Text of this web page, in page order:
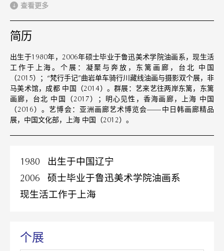
查看更多
简历
出生于1980年，2006年硕士毕业于鲁迅美术学院油画系，现生活
工作于上海。个展：凝聚与奔放，东篱画廊，台北 中国
（2015）；“梵行手记”曲岩单车骑行川藏线油画与摄影双个展，非
马美术馆，成都 中国（2014）。群展：艺来艺往两岸东篱，东篱
画廊，台北 中国（2017）；明心见性，香海画廊，上海 中国
（2016）。艺博会：亚洲画廊艺术博览会——中日韩画廊精品
展，中国文化部，上海 中国（2012）。
1980 出生于中国辽宁
2006 硕士毕业于鲁迅美术学院油画系
现生活工作于上海
个展